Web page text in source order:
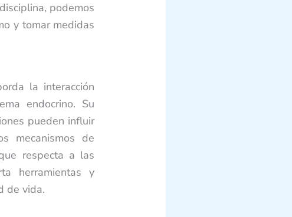
podemos
y tomar medidas
la interacción
endocrino. Su
pueden influir
mecanismos de
respecta a las
herramientas y
de vida.